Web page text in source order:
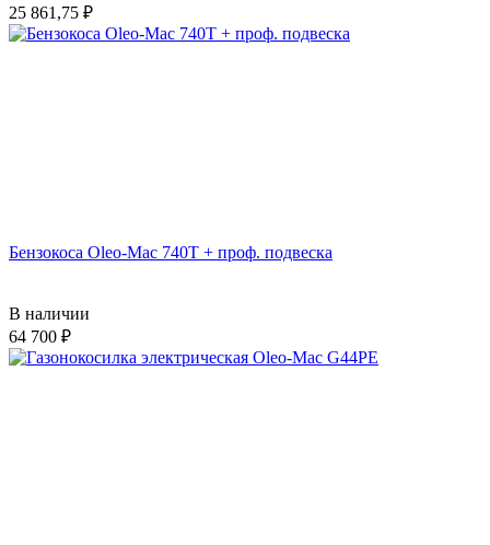
25 861,75
Бензокоса Oleo-Mac 740T + проф. подвеска
В наличии
64 700